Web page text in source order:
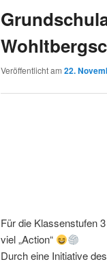
Veröffentlicht am 22.
Für die Klassenstufen
viel „Action“
Durch eine Initiative